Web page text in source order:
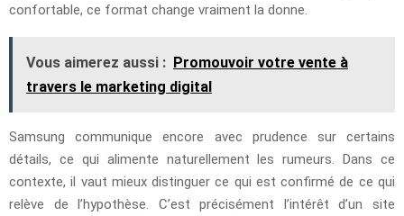
confortable, ce format change vraiment la donne.
Vous aimerez aussi : Promouvoir votre vente à
travers le marketing digital
Samsung communique encore avec prudence sur certains
détails, ce qui alimente naturellement les rumeurs. Dans ce
contexte, il vaut mieux distinguer ce qui est confirmé de ce qui
relève de l’hypothèse. C’est précisément l’intérêt d’un site